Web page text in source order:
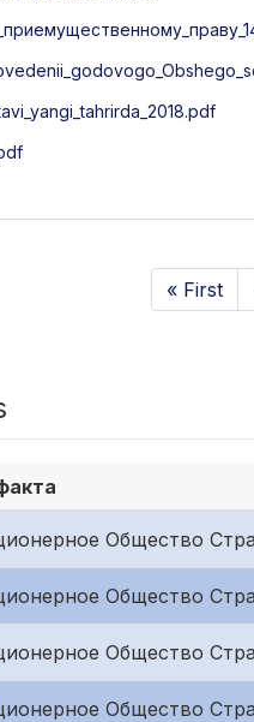
« First
Общество
Общество
Общество
Общество